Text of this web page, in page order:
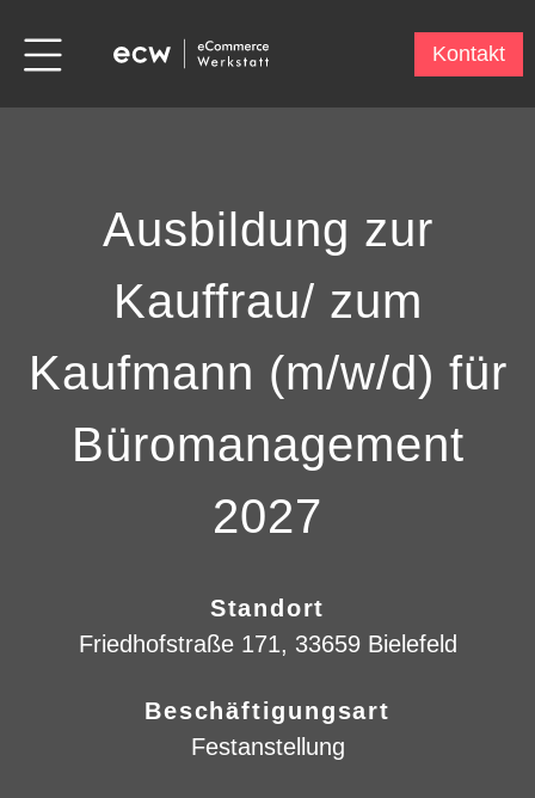
Kontakt
Ausbildung zur
Kauffrau/ zum
Kaufmann (m/w/d) für
Büromanagement
2027
Standort
Friedhofstraße 171, 33659 Bielefeld
Beschäftigungsart
Festanstellung